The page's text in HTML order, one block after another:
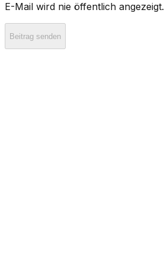
E-Mail wird nie öffentlich angezeigt.
Beitrag senden